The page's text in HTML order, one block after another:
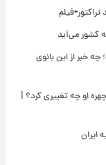
خبر از این بانوی
زن | چهره او چه تغییری کرد؟ |